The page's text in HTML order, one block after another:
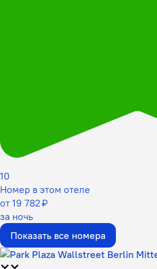
10
Номер в этом отеле
от 19 782 ₽
за ночь
Показать все номера